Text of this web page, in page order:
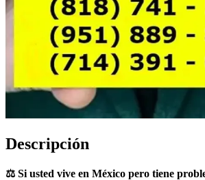
Descripción
⚖️ Si usted vive en México pero tiene